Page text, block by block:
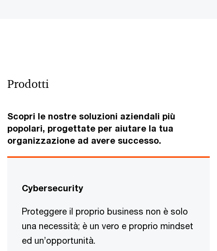
Prodotti
Scopri le nostre soluzioni aziendali più
popolari, progettate per aiutare la tua
organizzazione ad avere successo.
Cybersecurity
Proteggere il proprio business non è solo
una necessità; è un vero e proprio mindset
ed un’opportunità.